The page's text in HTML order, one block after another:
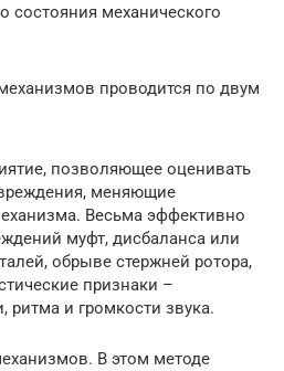
состояния механического
проводится по двум
позволяющее оценивать
меняющие
Весьма эффективно
муфт, дисбаланса или
обрыве стержней ротора,
признаки –
ритма и громкости звука.
В этом методе